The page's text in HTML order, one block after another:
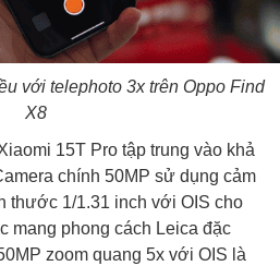
với telephoto 3x trên Oppo Find
X8
15T Pro tập trung vào khả
chính 50MP sử dụng cảm
thước 1/1.31 inch với OIS cho
mang phong cách Leica đặc
zoom quang 5x với OIS là